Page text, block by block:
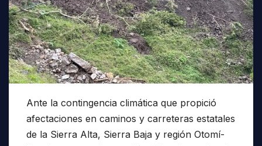
Ante la contingencia climática que propició
afectaciones en caminos y carreteras estatales
de la Sierra Alta, Sierra Baja y región Otomí-